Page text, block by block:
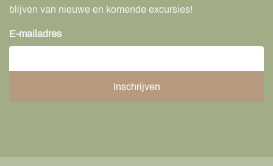
blijven van nieuwe en komende excursies!
E-mailadres